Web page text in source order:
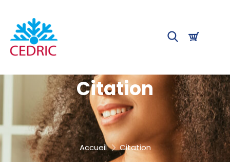
Citation
Accueil Citation